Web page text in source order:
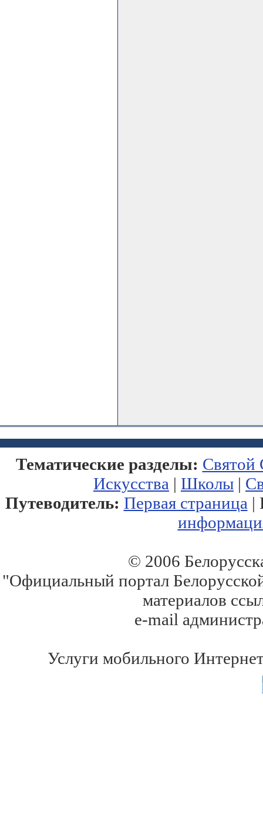
Тематические разделы: Святой
Искусства | Школы |
Путеводитель: Первая страница |
© 2006
"Официальный портал
материалов
e-mail
Услуги мобильного